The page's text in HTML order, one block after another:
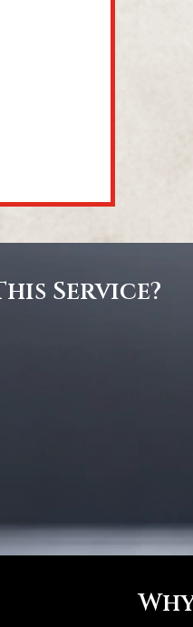
Service?